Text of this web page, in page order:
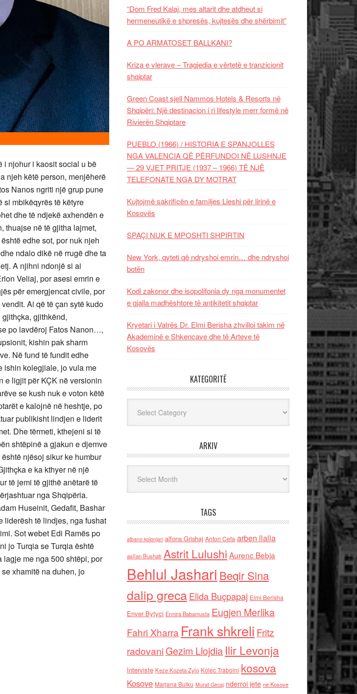
i njohur i kaosit social u bë
njeh këtë person, menjëherë
Nanos ngriti një grup pune
si mbikëqyrës të këtyre
dhe të ndjekë axhendën e
thuajse në të gjitha lajmet,
edhe sot, por nuk njeh
ndalo dikë në rrugë dhe ta
A njihni ndonjë si ai
Veliaj, por asesi emrin e
për emergjencat civile, por
Ai që të çan sytë kudo
gjithkënd,
po lavdëroj Fatos Nanon…,
kishin pak sharm
Në fund të fundit edhe
ishin kolegjiale, jo vula me
e ligjit për KÇK në versionin
se kush nuk e voton këtë
e kalojnë në heshtje, po
publikisht lindjen e liderit
Dhe tërmeti, kthejeni si të
shtëpinë a gjakun e djemve
njësoj sikur ke humbur
e ka kthyer në një
të jemi të gjithë anëtarë të
nga Shqipëria.
Huseinit, Gedafit, Bashar
liderësh të lindjes, nga fushat
Sot webet Edi Ramës po
jo Turqia se Turqia është
me nga 500 shtëpi, por
xhamitë na duhen, jo
“Dom Fred Kalaj, mes altarit dhe atdheut si
hermeneutikë e shpresës, kujtesës dhe shërbimit”
A PO ARMATOSET BALLKANI?
Kriza e vlerave – Tragjedia e vërtetë e tranzicionit
shqiptar
Green Coast sjell Nammos Hotels & Resorts në
Shqipëri: Një destinacion i ri lifestyle merr formë në
Rivierën Shqiptare
PUEBLO (1966) / HISTORIA E SPANJOLLES
NGA VALENCIA QË PËRFUNDOI NË LUSHNJE
— 29 VJET PRITJE (1937 – 1966) TË NJË
TELEFONATE NGA DY MOTRAT
Kujtojmë sakrificën e familjes Lleshi për lirinë e
Kosovës
SPAÇI NUK E MPOSHTI SHPIRTIN
New York, qyteti që ndryshoi emrin… dhe ndryshoi
botën
Kodi zakonor dhe isopolifonia dy nga monumentet
e gjalla madhështore të antikitetit shqiptar
Kryetari i Vatrës Dr. Elmi Berisha zhvilloi takim në
Akademinë e Shkencave dhe të Arteve të
Kosovës
KATEGORITË
ARKIV
TAGS
albano kolonjari alfons Grishaj Anton Cefa arben llalla
asllan Bushati Astrit Lulushi Aurenc Bebja
Behlul Jashari Beqir Sina
dalip grecaElida Buçpapaj Elmi Berisha
Enver Bytyci Ermira Babamusta Eugjen Merlika
Fahri Xharra Frank shkreli Fritz
radovaniGezim Llojdia Ilir Levonja
Interviste Keze Kozeta Zylo Kolec Traboini kosova
Kosove Marjana Bulku Murat Gecaj nderroi jete ne Kosove